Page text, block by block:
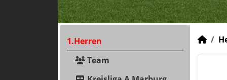
1.Herren
Team